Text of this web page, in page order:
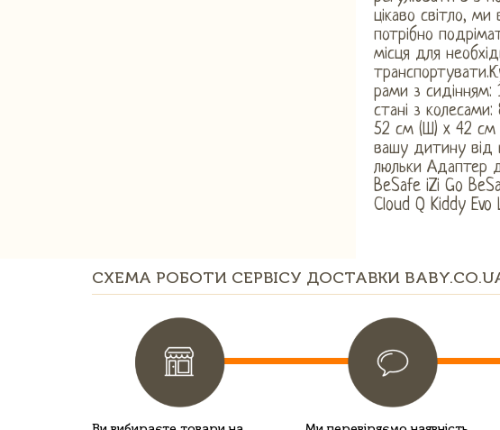
цікаво світло,
потрібно
місця для
рами з сидінням:
стані з
52 см (Ш) ​​x 42 см
вашу дитину від
люльки Адаптер
BeSafe iZi Go
Cloud Q Kiddy Evo
СХЕМА РОБОТИ СЕРВІСУ ДОСТАВКИ